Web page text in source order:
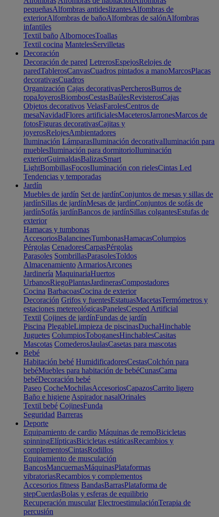
pequeñasAlfombras antideslizantesAlfombras de
exteriorAlfombras de bañoAlfombras de salónAlfombras
infantiles
Textil baño AlbornocesToallas
Textil cocina MantelesServilletas
Decoración
Decoración de pared LetrerosEspejosRelojes de
paredTablerosCanvasCuadros pintados a manoMarcosPlacas
decorativasCuadros
Organización Cajas decorativasPercherosBurros de
ropaJoyerosBiombosCestasBaúlesRevisterosCajas
Objetos decorativos VelasFarolesCentros de
mesaNavidadFlores artificialesMaceterosJarronesMarcos de
fotosFiguras decorativasCajitas y
joyerosRelojesAmbientadores
Iluminación LámparasIluminación decorativaIluminación para
mueblesIluminación para dormitorioIluminación
exteriorGuirnaldasBalizasSmart
LightBombillasFocosIluminación con rielesCintas Led
Tendencias y temporadas
Jardín
Muebles de jardín Set de jardínConjuntos de mesas y sillas de
jardínSillas de jardínMesas de jardínConjuntos de sofás de
jardínSofás jardínBancos de jardínSillas colgantesEstufas de
exterior
Hamacas y tumbonas
AccesoriosBalancinesTumbonasHamacasColumpios
Pérgolas CenadoresCarpasPérgolas
Parasoles SombrillasParasolesToldos
Almacenamiento ArmariosArcones
Jardinería MaquinariaHuertos
UrbanosRiegoPlantasJardinerasCompostadores
Cocina BarbacoasCocina de exterior
Decoración Grifos y fuentesEstatuasMacetasTermómetros y
estaciones metereológicasPanelesCesped Artificial
Textil Cojines de jardínFundas de jardín
Piscina PlegableLimpieza de piscinasDuchaHinchable
Juguetes ColumpiosToboganesHinchablesCasitas
Mascotas ComederosJaulasCasetas para mascotas
Bebé
Habitación bebé HumidificadoresCestasColchón para
bebéMuebles para habitación de bebéCunasCama
bebéDecoración bebé
Paseo CocheMochilasAccesoriosCapazosCarrito ligero
Baño e higiene Aspirador nasalOrinales
Textil bebé CojinesFunda
Seguridad Barreras
Deporte
Equipamiento de cardio Máquinas de remoBicicletas
spinningElípticasBicicletas estáticasRecambios y
complementosCintasRodillos
Equipamiento de musculación
BancosMancuernasMáquinasPlataformas
vibratoriasRecambios y complementos
Accesorios fitness BandasBarrasPlataforma de
stepCuerdasBolas y esferas de equilibrio
Recuperación muscular ElectroestimulaciónTerapia de
percusión